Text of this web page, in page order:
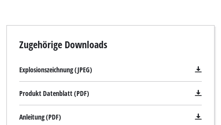
Zugehörige Downloads
Explosionszeichnung (JPEG)
Produkt Datenblatt (PDF)
Anleitung (PDF)